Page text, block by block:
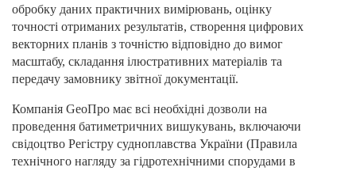
обробку даних практичних вимірювань, оцінку
точності отриманих результатів, створення цифрових
векторних планів з точністю відповідно до вимог
масштабу, складання ілюстративних матеріалів та
передачу замовнику звітної документації.
Компанія GeoПро має всі необхідні дозволи на
проведення батиметричних вишукувань, включаючи
свідоцтво Регістру судноплавства України (Правила
технічного нагляду за гідротехнічними спорудами в